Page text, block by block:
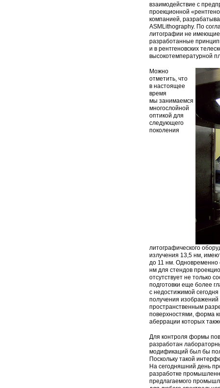
взаимодействие с
проекционной «
компанией,
ASMLithography. По
литографии не имеющие
разработанные
и в рентгеновских
высокотемпературной
Можно
отметить, что
в настоящее
время
мы занимаемся
много­слойной
оптикой для
следующего
поколения
литографического
излучения 13,5 нм,
до 11 нм. Одновремен­но
нм для стендов
отсутствует не только
подготовки еще более
с недостижимой
по­лучения изображений
пространственным
поверхностями, форма
аберрации которых
Для контроля формы
разработан
модификаций был бы
Поскольку такой
На сегодняшний день
разработке
предлагаемого